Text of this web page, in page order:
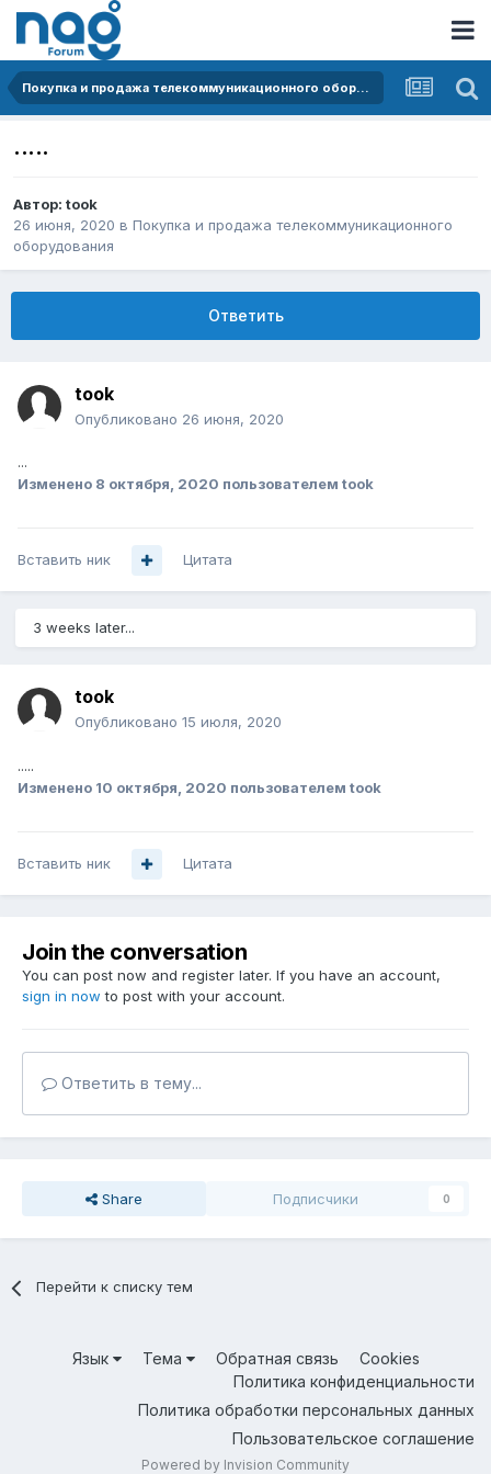
Покупка и продажа телекоммуникационного оборудования
.....
Автор: took
26 июня, 2020 в Покупка и продажа телекоммуникационного
оборудования
Ответить
took
Опубликовано 26 июня, 2020
...
Изменено 8 октября, 2020 пользователем took
Вставить ник Цитата
3 weeks later...
took
Опубликовано 15 июля, 2020
.....
Изменено 10 октября, 2020 пользователем took
Вставить ник Цитата
Join the conversation
You can post now and register later. If you have an account,
sign in now to post with your account.
Ответить в тему...
Share Подписчики 0
Перейти к списку тем
Язык Тема Обратная связь
Cookies
Политика конфиденциальности
Политика обработки персональных данных
Пользовательское соглашение
Powered by Invision Community